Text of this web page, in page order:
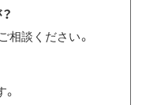
相談ください。